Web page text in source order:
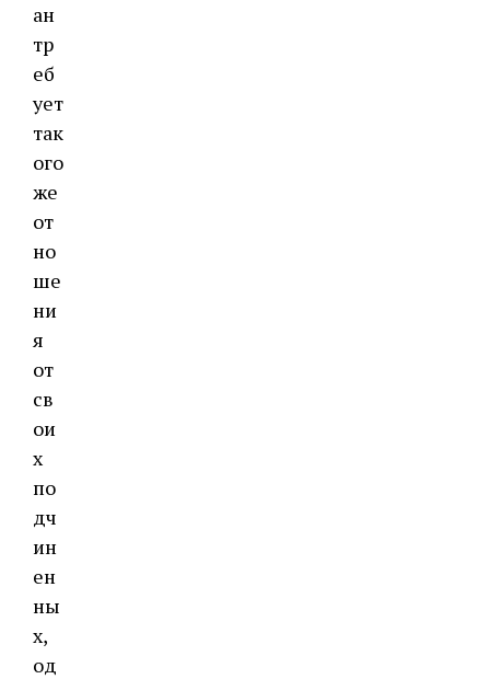
ан
тр
еб
ует
так
ого
же
от
но
ше
ни
я
от
св
ои
х
по
дч
ин
ен
ны
х,
од